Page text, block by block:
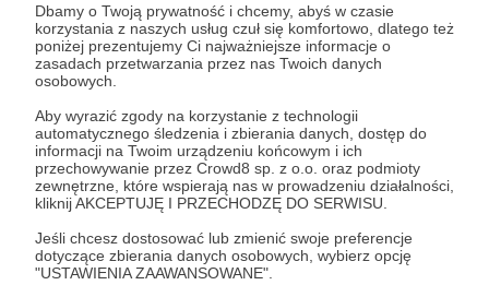
Dbamy o Twoją prywatność i chcemy, abyś w czasie
korzystania z naszych usług czuł się komfortowo, dlatego też
poniżej prezentujemy Ci najważniejsze informacje o
zasadach przetwarzania przez nas Twoich danych
osobowych.
Aby wyrazić zgody na korzystanie z technologii
automatycznego śledzenia i zbierania danych, dostęp do
informacji na Twoim urządzeniu końcowym i ich
przechowywanie przez Crowd8 sp. z o.o. oraz podmioty
zewnętrzne, które wspierają nas w prowadzeniu działalności,
kliknij AKCEPTUJĘ I PRZECHODZĘ DO SERWISU.
Jeśli chcesz dostosować lub zmienić swoje preferencje
dotyczące zbierania danych osobowych, wybierz opcję
"USTAWIENIA ZAAWANSOWANE".
Objęliśmy patronatem medialnym Festiwal Przemiany,
który odbywa się w warszawskim Centrum Nauki Kopernik.
Do zdobycia dla Was są 4 podwójne wejściówki na
niedzielny koncert - w poście szczegóły na ten temat!
koncert planetarium Konkurs +2